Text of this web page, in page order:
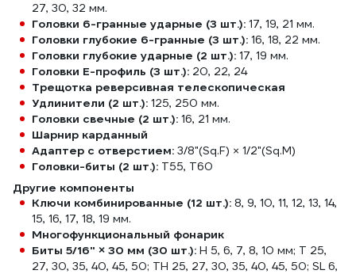
27, 30, 32 мм.
Головки 6-гранные ударные (3 шт.): 17, 19, 21 мм.
Головки глубокие 6-гранные (3 шт.): 16, 18, 22 мм.
Головки глубокие ударные (2 шт.): 17, 19 мм.
Головки Е-профиль (3 шт.): 20, 22, 24
Трещотка реверсивная телескопическая
Удлинители (2 шт.): 125, 250 мм.
Головки свечные (2 шт.): 16, 21 мм.
Шарнир карданный
Адаптер с отверстием: 3/8"(Sq.F) × 1/2"(Sq.M)
Головки-биты (2 шт.): T55, T60
Другие компоненты
Ключи комбинированные (12 шт.): 8, 9, 10, 11, 12, 13, 14,
15, 16, 17, 18, 19 мм.
Многофункциональный фонарик
Биты 5/16" × 30 мм (30 шт.): H 5, 6, 7, 8, 10 мм; T 25,
27, 30, 35, 40, 45, 50; TH 25, 27, 30, 35, 40, 45, 50; SL 6,